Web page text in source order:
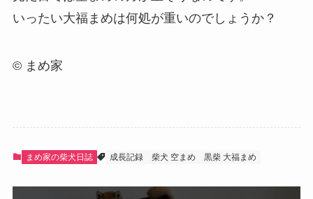
いったい大福まめは何処が重いのでしょうか？
© まめ家
まめ家の柴犬日誌 成長記録 柴犬 空まめ 黒柴 大福まめ